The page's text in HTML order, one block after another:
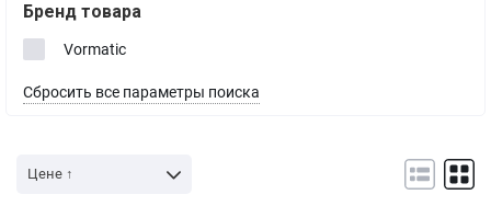
Бренд товара
Vormatic
Сбросить все параметры поиска
Цене ↑